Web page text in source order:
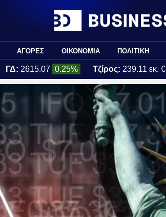
ΑΓΟΡΕΣ ΟΙΚΟΝΟΜΙΑ ΠΟΛΙΤΙΚΗ
ΓΔ: 2615.07 0.25% Τζίρος: 239.11 εκ. €